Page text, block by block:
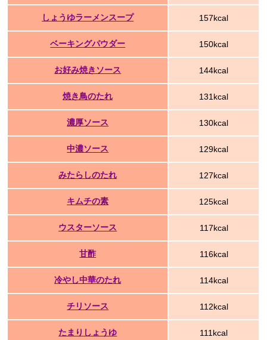
しょうゆラーメンスープ 157kcal
ベーキングパウダー 150kcal
お好み焼きソース 144kcal
焼き鳥のたれ 131kcal
濃厚ソース 130kcal
中濃ソース 129kcal
みたらしのたれ 127kcal
キムチの素 125kcal
ウスターソース 117kcal
甘酢 116kcal
冷やし中華のたれ 114kcal
チリソース 112kcal
たまりしょうゆ 111kcal